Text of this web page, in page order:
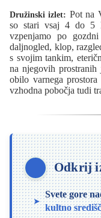
Družinski izlet: Pot na
so stari vsaj 4 do 5
vzpenjamo po
daljnogled, klop,
s svojim tankim,
na njegovih
obilo varnega
vzhodna pobočja tudi
Odkrij
Svete gore
kultno